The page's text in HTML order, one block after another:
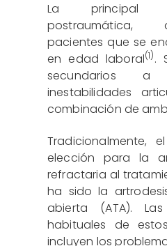
La principal
pacientes que se
en edad laboral(1).
secundarios
inestabilidades
combinación de
Tradicionalmente,
elección para la
refractaria al
ha sido la
abierta (ATA).
habituales de
incluyen los